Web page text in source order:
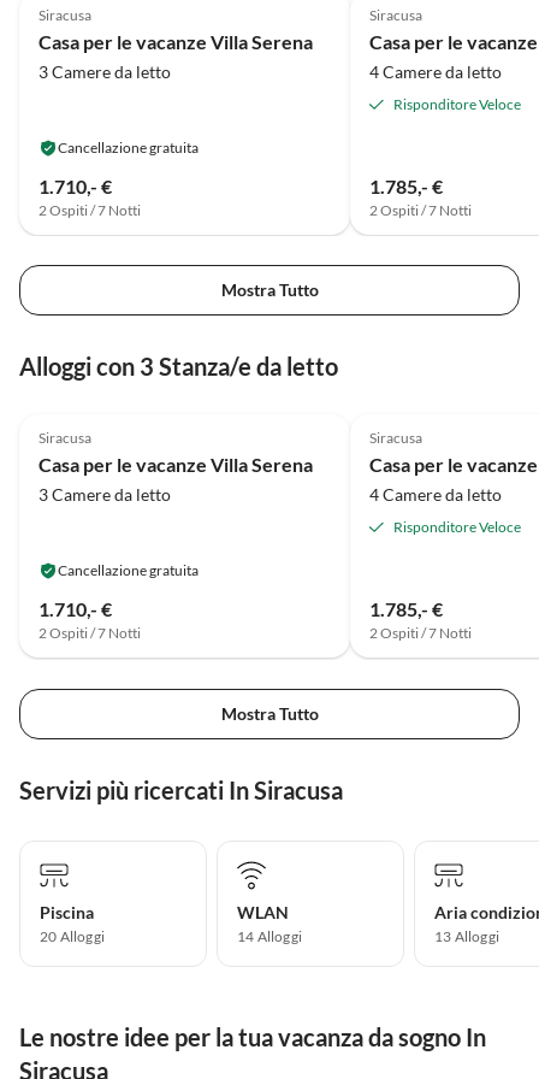
Siracusa
Casa per le vacanze Villa Serena
3 Camere da letto
Cancellazione gratuita
1.710,- €
2 Ospiti / 7 Notti
Siracusa
Casa per le
4 Camere da letto
Risponditore Veloce
1.785,- €
2 Ospiti / 7 Notti
Mostra Tutto
Alloggi con 3 Stanza/e da letto
Siracusa
Casa per le vacanze Villa Serena
3 Camere da letto
Cancellazione gratuita
1.710,- €
2 Ospiti / 7 Notti
Siracusa
Casa per le
4 Camere da letto
Risponditore Veloce
1.785,- €
2 Ospiti / 7 Notti
Mostra Tutto
Servizi più ricercati In Siracusa
Piscina
20 Alloggi
WLAN
14 Alloggi
Aria
13 Alloggi
Le nostre idee per la tua vacanza da sogno In
Siracusa